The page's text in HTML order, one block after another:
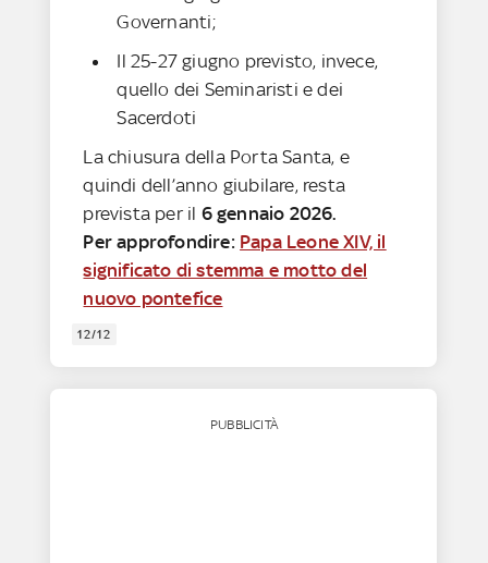
Governanti;
Il 25-27 giugno previsto, invece,
quello dei Seminaristi e dei
Sacerdoti
La chiusura della Porta Santa, e
quindi dell’anno giubilare, resta
prevista per il 6 gennaio 2026.
Per approfondire: Papa Leone XIV, il
significato di stemma e motto del
nuovo pontefice
12/12
PUBBLICITÀ